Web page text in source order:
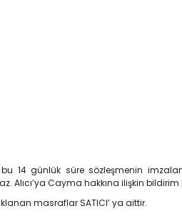
bu 14 günlük süre sözleşmenin
Alıcı’ya Cayma hakkına ilişkin
masraflar SATICI’ ya aittir.